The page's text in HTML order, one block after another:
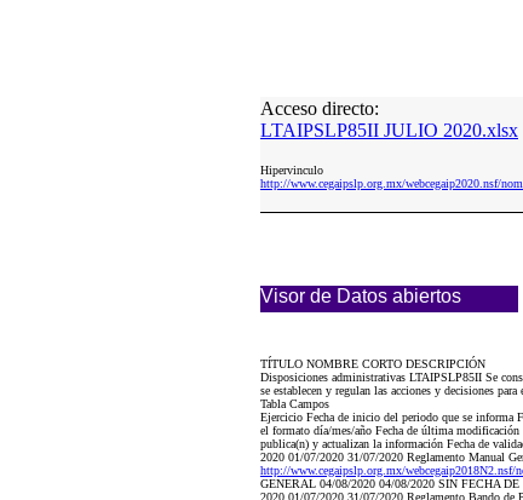
Acceso directo:
LTAIPSLP85II JULIO 2020.xlsx
Hipervinculo
http://www.cegaipslp.org.mx/webcegaip2020.nsf/
Visor de Datos abiertos
TÍTULO NOMBRE CORTO DESCRIPCIÓN
Disposiciones administrativas LTAIPSLP85II Se
se establecen y regulan las acciones y decisiones
Tabla Campos
Ejercicio Fecha de inicio del periodo que se informa
el formato día/mes/año Fecha de última modificación
publica(n) y actualizan la información Fecha de
2020 01/07/2020 31/07/2020 Reglamento Manual
http://www.cegaipslp.org.mx/
GENERAL 04/08/2020 04/08/2020 SIN FECHA
2020 01/07/2020 31/07/2020 Reglamento Bando